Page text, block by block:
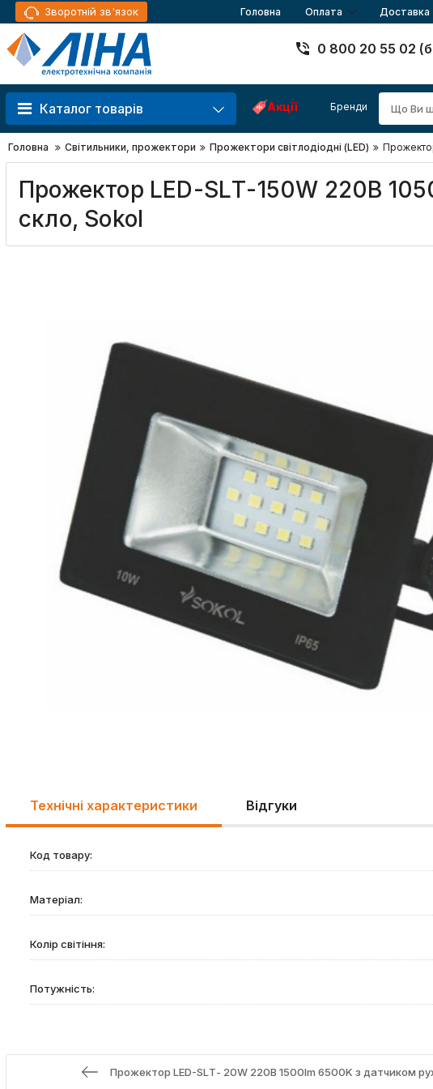
Зворотній зв'язок Головна Оплата Доставка
0 800 20 55 02
Каталог товарів Акції Бренди
Головна Світильники, прожектори Прожектори світлодіодні (LED)
Прожектор LED-SLТ-150W 220В
скло, Sokol
Технічні характеристики Відгуки
Код товару:
Матеріал:
Колір світіння:
Потужність:
Прожектор LED-SLТ- 20W 220В 1500lm 6500K з датчиком